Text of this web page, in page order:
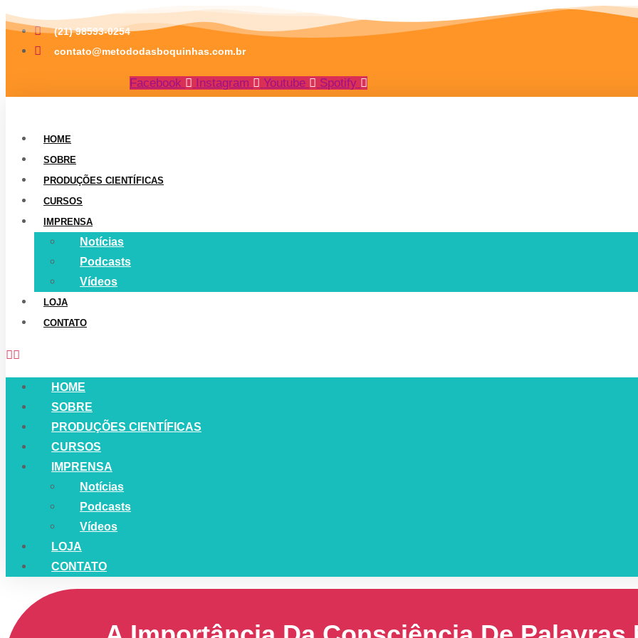
Ir
para
(21) 98593-0254
contato@metododasboquinhas.com.br
Facebook Instagram Youtube Spotify
HOME
SOBRE
PRODUÇÕES CIENTÍFICAS
CURSOS
IMPRENSA
Notícias
Podcasts
Vídeos
LOJA
CONTATO
HOME
SOBRE
PRODUÇÕES CIENTÍFICAS
CURSOS
IMPRENSA
Notícias
Podcasts
Vídeos
LOJA
CONTATO